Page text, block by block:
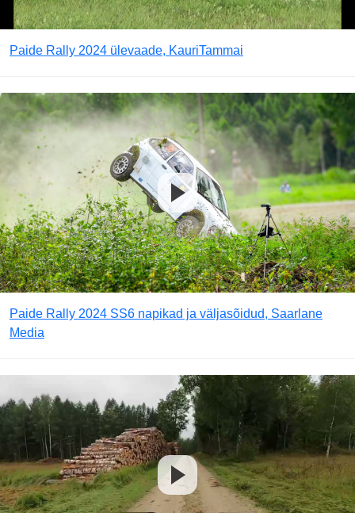
Paide Rally 2024 ülevaade, KauriTammai
Paide Rally 2024 SS6 napikad ja väljasõidud, Saarlane
Media